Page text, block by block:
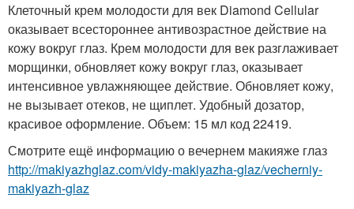
Клеточный крем молодости для век Diamond Cellular
оказывает всестороннее антивозрастное действие на
кожу вокруг глаз. Крем молодости для век разглаживает
морщинки, обновляет кожу вокруг глаз, оказывает
интенсивное увлажняющее действие. Обновляет кожу,
не вызывает отеков, не щиплет. Удобный дозатор,
красивое оформление. Объем: 15 мл код 22419.
Смотрите ещё информацию о вечернем макияже глаз
http://makiyazhglaz.com/vidy-makiyazha-glaz/vecherniy-
makiyazh-glaz